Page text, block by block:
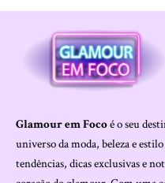
Glamour em Focoé o seu
universo da moda, beleza e
tendências, dicas exclusivas e